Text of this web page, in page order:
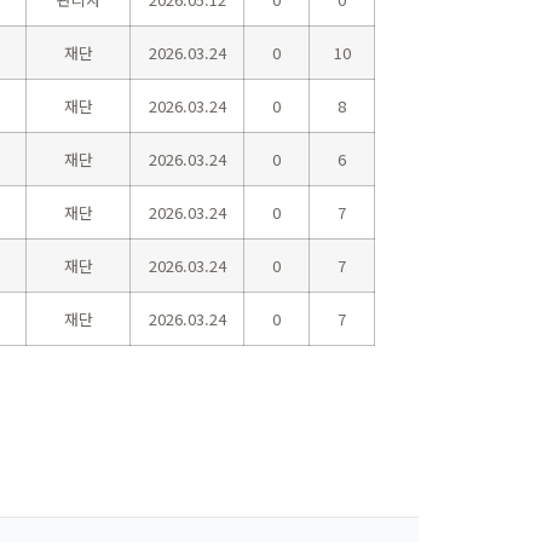
재단 2026.03.24 0 10
재단 2026.03.24 0 8
재단 2026.03.24 0 6
재단 2026.03.24 0 7
재단 2026.03.24 0 7
재단 2026.03.24 0 7